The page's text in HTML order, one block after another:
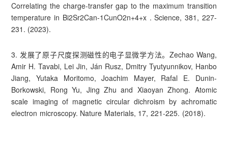
Correlating the charge-transfer gap to the maximum transition
temperature in Bi2Sr2Can-1CunO2n+4+x . Science, 381, 227-
231. (2023).
3. 发展了原子尺度探测磁性的电子显微学方法。Zechao Wang,
Amir H. Tavabi, Lei Jin, Ján Rusz, Dmitry Tyutyunnikov, Hanbo
Jiang, Yutaka Moritomo, Joachim Mayer, Rafal E. Dunin-
Borkowski, Rong Yu, Jing Zhu and Xiaoyan Zhong. Atomic
scale imaging of magnetic circular dichroism by achromatic
electron microscopy. Nature Materials, 17, 221-225. (2018).